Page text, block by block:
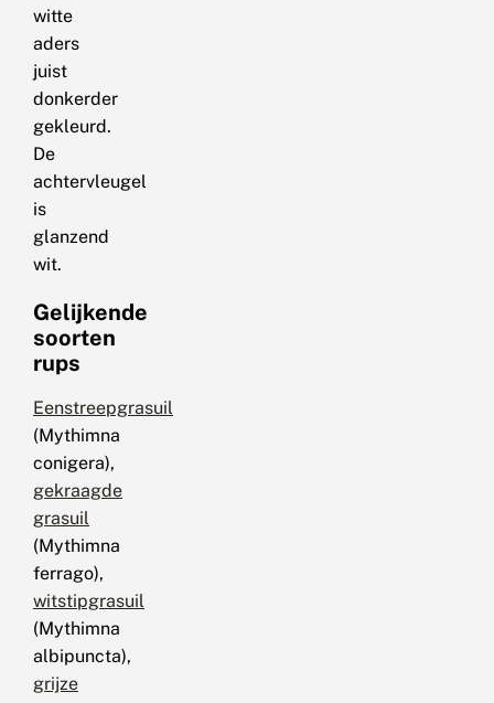
witte
aders
juist
donkerder
gekleurd.
De
achtervleugel
is
glanzend
wit.
Gelijkende
soorten
rups
Eenstreepgrasuil
(Mythimna
conigera),
gekraagde
grasuil
(Mythimna
ferrago),
witstipgrasuil
(Mythimna
albipuncta),
grijze